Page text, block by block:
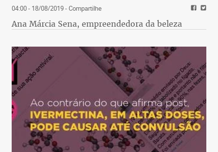
04:00 - 18/08/2019- Compartilhe
Ana Márcia Sena, empreendedora da beleza